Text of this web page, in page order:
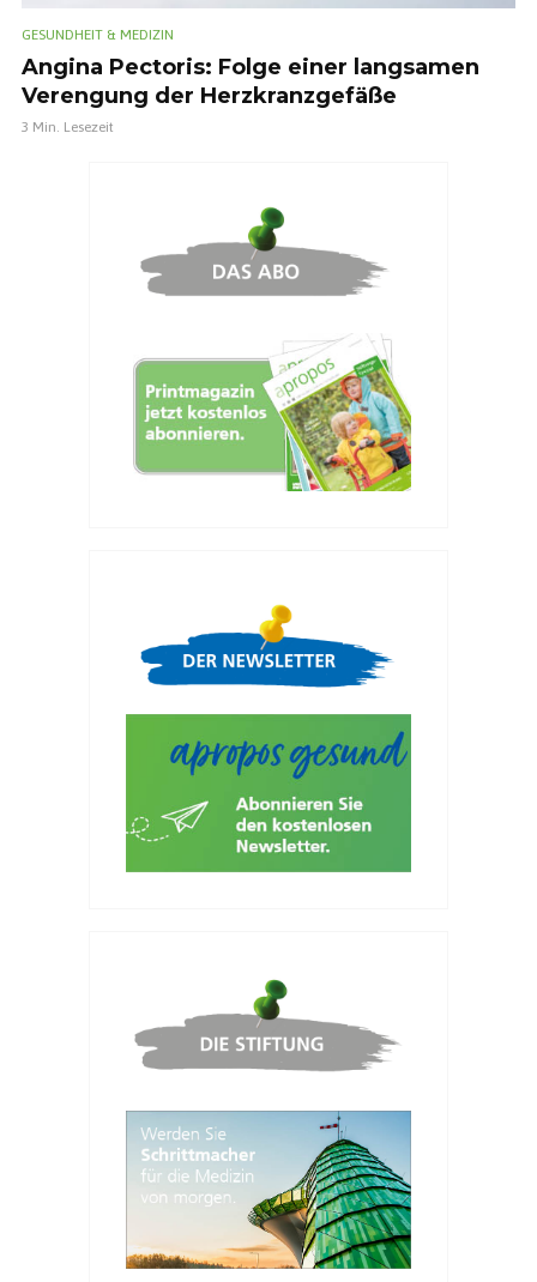
GESUNDHEIT & MEDIZIN
Angina Pectoris: Folge einer langsamen
Verengung der Herzkranzgefäße
3 Min. Lesezeit